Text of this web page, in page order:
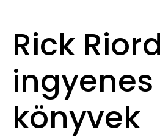
Rick
ingyenes
könyvek